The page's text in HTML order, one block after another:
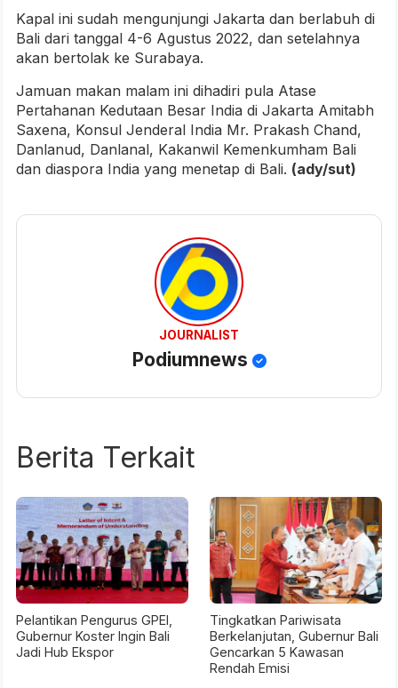
Kapal ini sudah mengunjungi Jakarta dan berlabuh di
Bali dari tanggal 4-6 Agustus 2022, dan setelahnya
akan bertolak ke Surabaya.
Jamuan makan malam ini dihadiri pula Atase
Pertahanan Kedutaan Besar India di Jakarta Amitabh
Saxena, Konsul Jenderal India Mr. Prakash Chand,
Danlanud, Danlanal, Kakanwil Kemenkumham Bali
dan diaspora India yang menetap di Bali. (ady/sut)
JOURNALIST
Podiumnews
Berita Terkait
Pelantikan Pengurus GPEI,
Gubernur Koster Ingin Bali
Jadi Hub Ekspor
Tingkatkan Pariwisata
Berkelanjutan, Gubernur Bali
Gencarkan 5 Kawasan
Rendah Emisi